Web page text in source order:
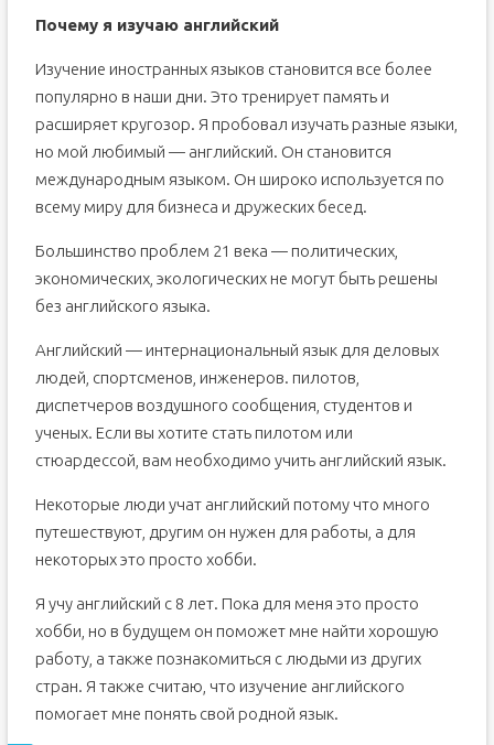
Почему я изучаю английский
Изучение иностранных языков становится все более
популярно в наши дни. Это тренирует память и
расширяет кругозор. Я пробовал изучать разные языки,
но мой любимый — английский. Он становится
международным языком. Он широко используется по
всему миру для бизнеса и дружеских бесед.
Большинство проблем 21 века — политических,
экономических, экологических не могут быть решены
без английского языка.​​​​​​​
Английский — интернациональный язык для деловых
людей, спортсменов, инженеров. пилотов,
диспетчеров воздушного сообщения, студентов и
ученых. Если вы хотите стать пилотом или
стюардессой, вам необходимо учить английский язык.
Некоторые люди учат английский потому что много
путешествуют, другим он нужен для работы, а для
некоторых это просто хобби.​​​​​​​
Я учу английский с 8 лет. Пока для меня это просто
хобби, но в будущем он поможет мне найти хорошую
работу, а также познакомиться с людьми из других
стран. Я также считаю, что изучение английского
помогает мне понять свой родной язык.